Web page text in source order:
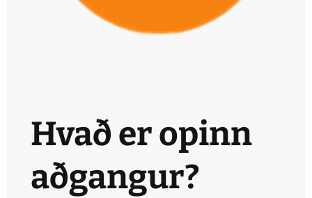
Hvað er opinn
aðgangur?